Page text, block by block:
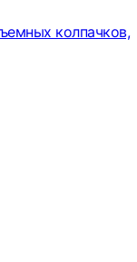
колпачков,